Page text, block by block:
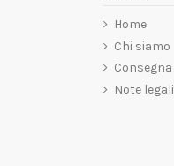
Home
Chi siamo
Consegna
Note legali